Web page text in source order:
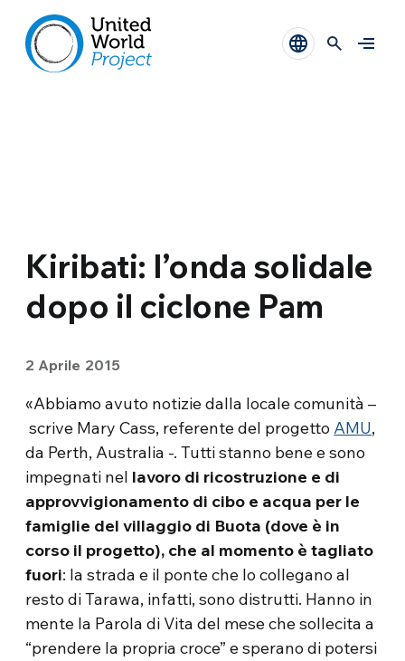
Kiribati: l’onda solidale
dopo il ciclone Pam
2 Aprile 2015
«Abbiamo avuto notizie dalla locale comunità –
scrive Mary Cass, referente del progettoAMU,
da Perth, Australia -. Tutti stanno bene e sono
impegnati nel lavoro di ricostruzione e di
approvvigionamento di cibo e acqua per le
famiglie del villaggio di Buota (dove è in
corso il progetto), che al momento è tagliato
fuori: la strada e il ponte che lo collegano al
resto di Tarawa, infatti, sono distrutti. Hanno in
mente la Parola di Vita del mese che sollecita a
“prendere la propria croce” e sperano di potersi